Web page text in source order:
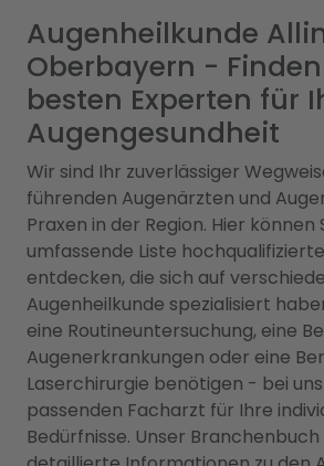
Augenheilkunde
Oberbayern -
besten Experten für
Augengesundheit
Wir sind Ihr zuverlässiger
führenden Augenärzten und
Praxen in der Region. Hier können
umfassende Liste
entdecken, die sich auf
Augenheilkunde spezialisiert
eine Routineuntersuchung, eine
Augenerkrankungen oder eine
Laserchirurgie benötigen - bei
passenden Facharzt für Ihre
Bedürfnisse. Unser